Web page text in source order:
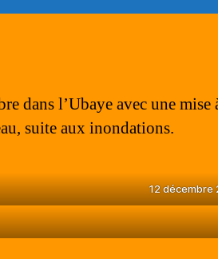
dans l’Ubaye avec une mise
suite aux inondations.
12 décembre